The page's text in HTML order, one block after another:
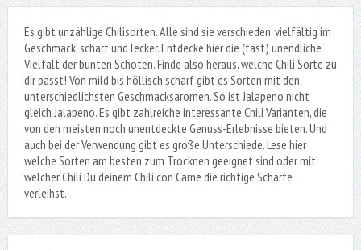
Es gibt unzählige Chilisorten. Alle sind sie verschieden, vielfältig im
Geschmack, scharf und lecker. Entdecke hier die (fast) unendliche
Vielfalt der bunten Schoten. Finde also heraus, welche Chili Sorte zu
dir passt! Von mild bis höllisch scharf gibt es Sorten mit den
unterschiedlichsten Geschmacksaromen. So ist Jalapeno nicht
gleich Jalapeno. Es gibt zahlreiche interessante Chili Varianten, die
von den meisten noch unentdeckte Genuss-Erlebnisse bieten. Und
auch bei der Verwendung gibt es große Unterschiede. Lese hier
welche Sorten am besten zum Trocknen geeignet sind oder mit
welcher Chili Du deinem Chili con Carne die richtige Schärfe
verleihst.